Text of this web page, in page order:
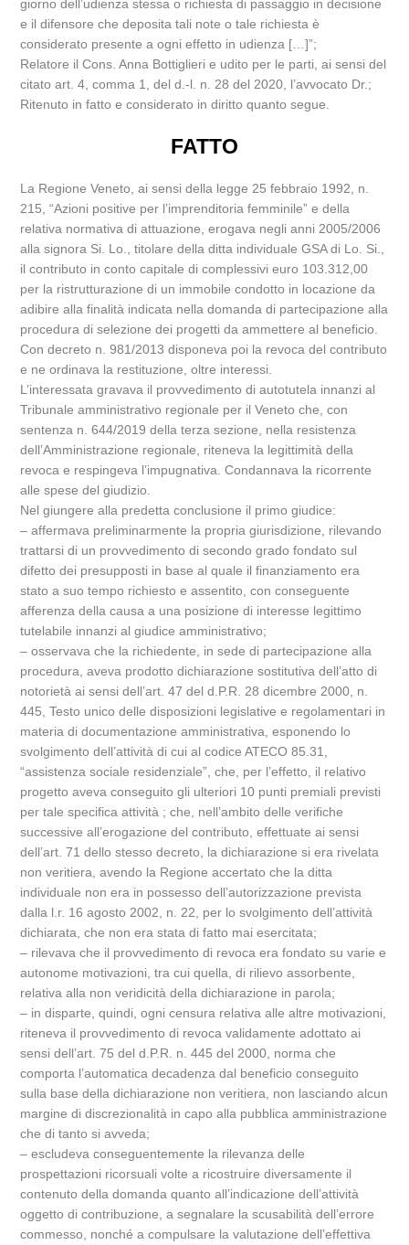
giorno dell’udienza stessa o richiesta di passaggio in decisione
e il difensore che deposita tali note o tale richiesta è
considerato presente a ogni effetto in udienza […]”;
Relatore il Cons. Anna Bottiglieri e udito per le parti, ai sensi del
citato art. 4, comma 1, del d.-l. n. 28 del 2020, l’avvocato Dr.;
Ritenuto in fatto e considerato in diritto quanto segue.
FATTO
La Regione Veneto, ai sensi della legge 25 febbraio 1992, n.
215, “Azioni positive per l’imprenditoria femminile” e della
relativa normativa di attuazione, erogava negli anni 2005/2006
alla signora Si. Lo., titolare della ditta individuale GSA di Lo. Si.,
il contributo in conto capitale di complessivi euro 103.312,00
per la ristrutturazione di un immobile condotto in locazione da
adibire alla finalità indicata nella domanda di partecipazione alla
procedura di selezione dei progetti da ammettere al beneficio.
Con decreto n. 981/2013 disponeva poi la revoca del contributo
e ne ordinava la restituzione, oltre interessi.
L’interessata gravava il provvedimento di autotutela innanzi al
Tribunale amministrativo regionale per il Veneto che, con
sentenza n. 644/2019 della terza sezione, nella resistenza
dell’Amministrazione regionale, riteneva la legittimità della
revoca e respingeva l’impugnativa. Condannava la ricorrente
alle spese del giudizio.
Nel giungere alla predetta conclusione il primo giudice:
– affermava preliminarmente la propria giurisdizione, rilevando
trattarsi di un provvedimento di secondo grado fondato sul
difetto dei presupposti in base al quale il finanziamento era
stato a suo tempo richiesto e assentito, con conseguente
afferenza della causa a una posizione di interesse legittimo
tutelabile innanzi al giudice amministrativo;
– osservava che la richiedente, in sede di partecipazione alla
procedura, aveva prodotto dichiarazione sostitutiva dell’atto di
notorietà ai sensi dell’art. 47 del d.P.R. 28 dicembre 2000, n.
445, Testo unico delle disposizioni legislative e regolamentari in
materia di documentazione amministrativa, esponendo lo
svolgimento dell’attività di cui al codice ATECO 85.31,
“assistenza sociale residenziale”, che, per l’effetto, il relativo
progetto aveva conseguito gli ulteriori 10 punti premiali previsti
per tale specifica attività ; che, nell’ambito delle verifiche
successive all’erogazione del contributo, effettuate ai sensi
dell’art. 71 dello stesso decreto, la dichiarazione si era rivelata
non veritiera, avendo la Regione accertato che la ditta
individuale non era in possesso dell’autorizzazione prevista
dalla l.r. 16 agosto 2002, n. 22, per lo svolgimento dell’attività
dichiarata, che non era stata di fatto mai esercitata;
– rilevava che il provvedimento di revoca era fondato su varie e
autonome motivazioni, tra cui quella, di rilievo assorbente,
relativa alla non veridicità della dichiarazione in parola;
– in disparte, quindi, ogni censura relativa alle altre motivazioni,
riteneva il provvedimento di revoca validamente adottato ai
sensi dell’art. 75 del d.P.R. n. 445 del 2000, norma che
comporta l’automatica decadenza dal beneficio conseguito
sulla base della dichiarazione non veritiera, non lasciando alcun
margine di discrezionalità in capo alla pubblica amministrazione
che di tanto si avveda;
– escludeva conseguentemente la rilevanza delle
prospettazioni ricorsuali volte a ricostruire diversamente il
contenuto della domanda quanto all’indicazione dell’attività
oggetto di contribuzione, a segnalare la scusabilità dell’errore
commesso, nonché a compulsare la valutazione dell’effettiva